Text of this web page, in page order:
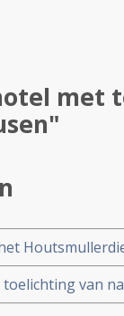
met
van